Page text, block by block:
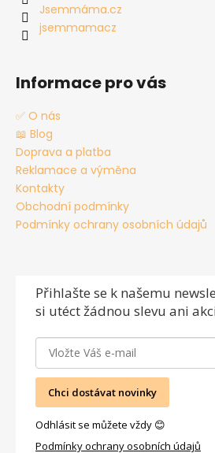
Jsemmáma.cz
jsemmamacz
Informace pro vás
✅ O nás
📖 Blog
Doprava a platba
Reklamace a výměna
Kontakty
Obchodní podmínky
Podmínky ochrany osobních údajů
Přihlašte se k našemu
si utéct žádnou slevu ani
Chci dostávat novinky
Odhlásit se můžete vždy 😊
Podmínky ochrany osobních údajů